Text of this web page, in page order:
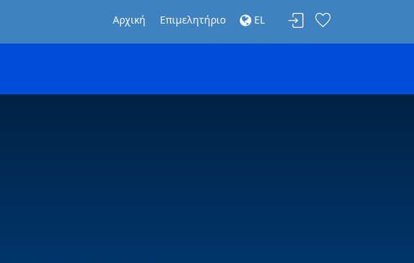
Αρχική Επιμελητήριο EL